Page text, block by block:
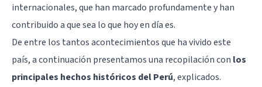
internacionales, que han marcado profundamente y han
contribuido a que sea lo que hoy en día es.
De entre los tantos acontecimientos que ha vivido este
país, a continuación presentamos una recopilación con los
principales hechos históricos del Perú, explicados.